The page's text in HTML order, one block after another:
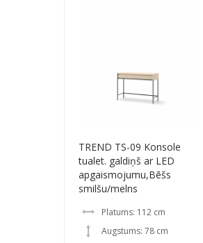
TREND TS-09 Konsole
tualet. galdiņš ar LED
apgaismojumu,Bēšs
smilšu/melns
Platums: 112 cm
Augstums: 78 cm